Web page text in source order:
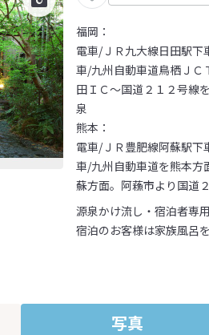
福岡：
電車/ＪＲ九大線日田駅下
車/九州自動車道鳥栖ＪＣ
田ＩＣ～国道２１２号線
泉
熊本：
電車/ＪＲ豊肥線阿蘇駅下
車/九州自動車道を熊本方
蘇方面。阿蘓市より国道
源泉かけ流し・宿泊者専
宿泊のお客様は家族風呂
写真